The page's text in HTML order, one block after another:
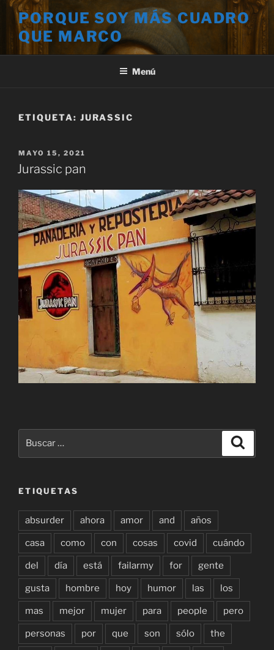
Saltar
contenido
PORQUE SOY MÁS CUADRO
QUE MARCO
Menú
ETIQUETA: JURASSIC
PUBLICADO
EL
MAYO 15, 2021
Jurassic pan
ETIQUETAS
absurder ahora amor and años
casa como con cosas covid cuándo
del día está failarmy for gente
gusta hombre hoy humor las los
mas mejor mujer para people pero
personas por que son sólo the